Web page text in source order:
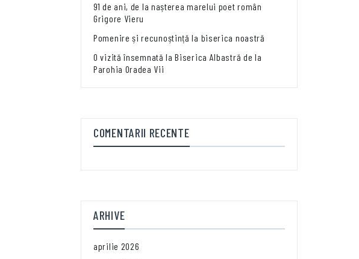
91 de ani, de la nașterea marelui poet român
Grigore Vieru
Pomenire și recunoștință la biserica noastră
O vizită însemnată la Biserica Albastră de la
Parohia Oradea Vii
COMENTARII RECENTE
ARHIVE
aprilie 2026